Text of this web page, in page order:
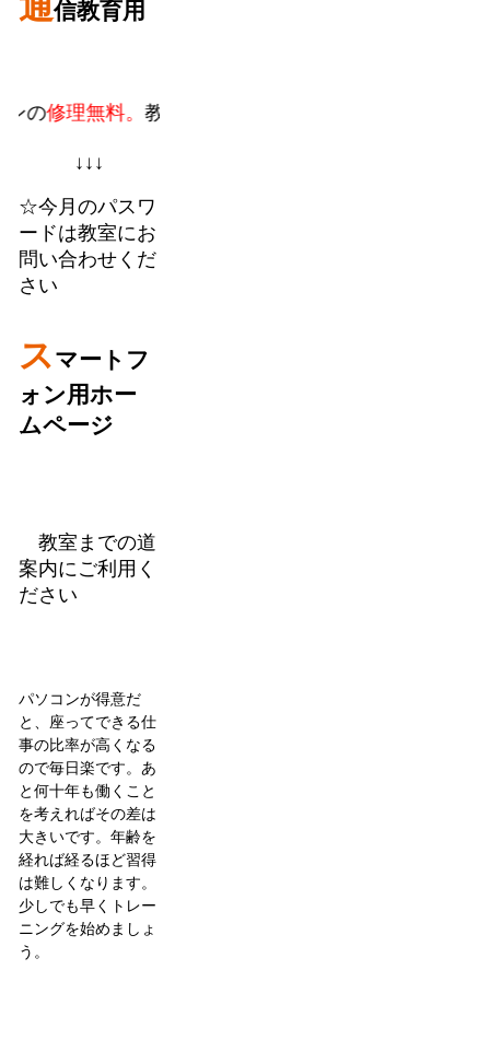
信教育用
無料。教室での個人授業に加えてフランチャイズの
↓↓↓
☆今月のパスワ
ードは教室にお
問い合わせくだ
さい
スマートフ
ォン用ホー
ムページ
教室までの道
案内にご利用く
ださい
パソコンが得意だ
と、座ってできる仕
事の比率が高くなる
ので毎日楽です。あ
と何十年も働くこと
を考えればその差は
大きいです。年齢を
経れば経るほど習得
は難しくなります。
少しでも早くトレー
ニングを始めましょ
う。